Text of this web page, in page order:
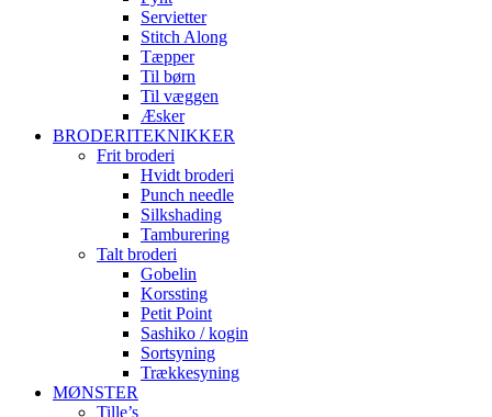
Servietter
Stitch Along
Tæpper
Til børn
Til væggen
Æsker
BRODERITEKNIKKER
Frit broderi
Hvidt broderi
Punch needle
Silkshading
Tamburering
Talt broderi
Gobelin
Korssting
Petit Point
Sashiko / kogin
Sortsyning
Trækkesyning
MØNSTER
Tille’s